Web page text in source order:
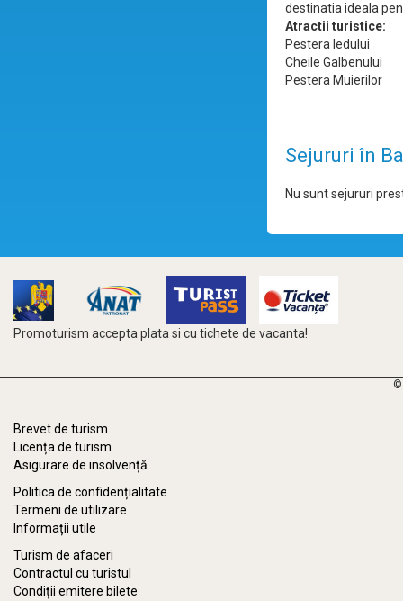
destinatia ideala
Atractii turistice:
Pestera Iedului
Cheile Galbenului
Pestera Muierilor
Sejururi în
Nu sunt sejururi
Promoturism accepta plata si cu tichete de vacanta!
©
Brevet de turism
Licența de turism
Asigurare de insolvență
Politica de confidențialitate
Termeni de utilizare
Informații utile
Turism de afaceri
Contractul cu turistul
Condiții emitere bilete